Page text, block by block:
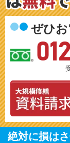
ぜひお
絶対に損は